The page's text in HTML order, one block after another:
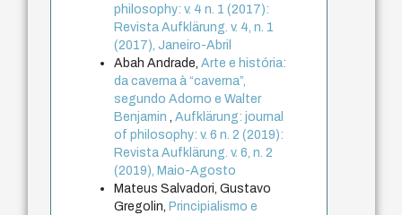
philosophy: v. 4 n. 1 (2017):
Revista Aufklärung. v. 4, n. 1
(2017), Janeiro-Abril
Abah Andrade,Arte e história:
da caverna à “caverna”,
segundo Adorno e Walter
Benjamin,Aufklärung: journal
of philosophy: v. 6 n. 2 (2019):
Revista Aufklärung. v. 6, n. 2
(2019), Maio-Agosto
Mateus Salvadori, Gustavo
Gregolin, Principialismo e